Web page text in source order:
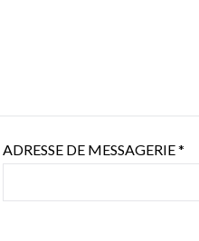
ADRESSE DE MESSAGERIE*